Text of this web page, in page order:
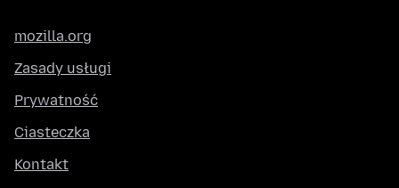
mozilla.org
Zasady usługi
Prywatność
Ciasteczka
Kontakt